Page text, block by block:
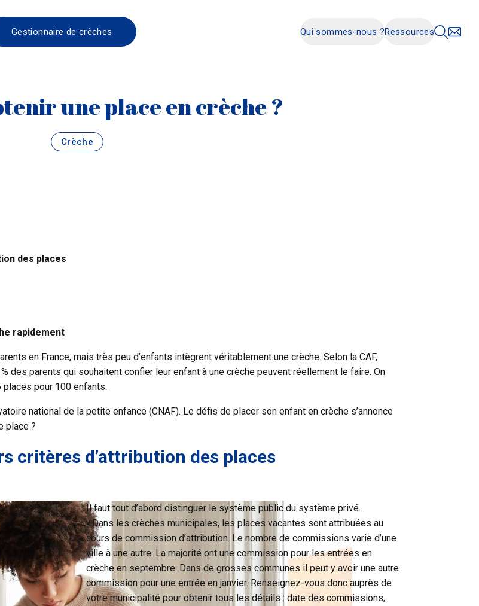
Gestionnaire de crèches Qui sommes-nous ?Ressources
une place en crèche ?
Crèche
des places
rapidement
en France, mais très peu d’enfants intègrent véritablement une crèche. Selon la CAF,
des parents qui souhaitent confier leur enfant à une crèche peuvent réellement le faire. On
places pour 100 enfants.
national de la petite enfance (CNAF). Le défis de placer son enfant en crèche s’annonce
place ?
critères d’attribution des places
Il faut tout d’abord distinguer le système public du système privé.
- Dans les crèches municipales, les places vacantes sont attribuées au
cours de commission d’attribution. Le nombre de commissions varie d’une
ville à une autre. La majorité ont une commission pour les entrées en
crèche en septembre. Dans de grosses communes il peut y avoir une autre
commission pour une entrée en janvier. Renseignez-vous donc auprès de
votre municipalité pour obtenir tous les détails : date des commissions,